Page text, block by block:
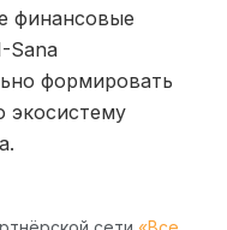
финансовые
Sana
формировать
экосистему